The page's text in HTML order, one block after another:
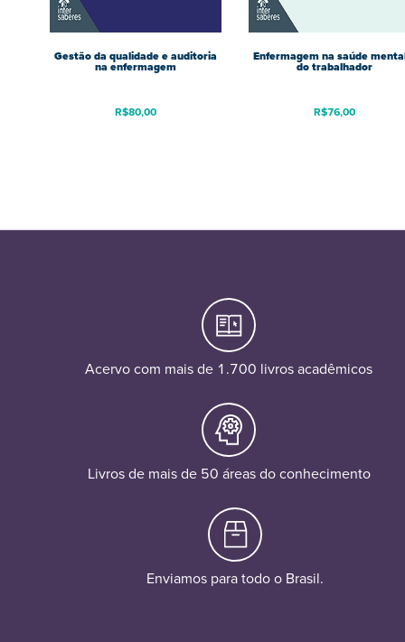
Gestão da qualidade e auditoria
na enfermagem
R$80,00
Enfermagem na saúde
do trabalhador
R$76,00
Acervo com mais de 1.700 livros acadêmicos
Livros de mais de 50 áreas do conhecimento
Enviamos para todo o Brasil.